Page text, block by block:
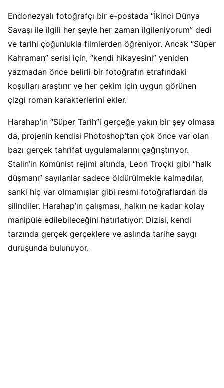
Endonezyalı fotoğrafçı bir e-postada “İkinci Dünya
Savaşı ile ilgili her şeyle her zaman ilgileniyorum” dedi
ve tarihi çoğunlukla filmlerden öğreniyor. Ancak “Süper
Kahraman” serisi için, “kendi hikayesini” yeniden
yazmadan önce belirli bir fotoğrafın etrafındaki
koşulları araştırır ve her çekim için uygun görünen
çizgi roman karakterlerini ekler.
Harahap’ın “Süper Tarih”i gerçeğe yakın bir şey olmasa
da, projenin kendisi Photoshop’tan çok önce var olan
bazı gerçek tahrifat uygulamalarını çağrıştırıyor.
Stalin’in Komünist rejimi altında, Leon Troçki gibi “halk
düşmanı” sayılanlar sadece öldürülmekle kalmadılar,
sanki hiç var olmamışlar gibi resmi fotoğraflardan da
silindiler. Harahap’ın çalışması, halkın ne kadar kolay
manipüle edilebileceğini hatırlatıyor. Dizisi, kendi
tarzında gerçek gerçeklere ve aslında tarihe saygı
duruşunda bulunuyor.